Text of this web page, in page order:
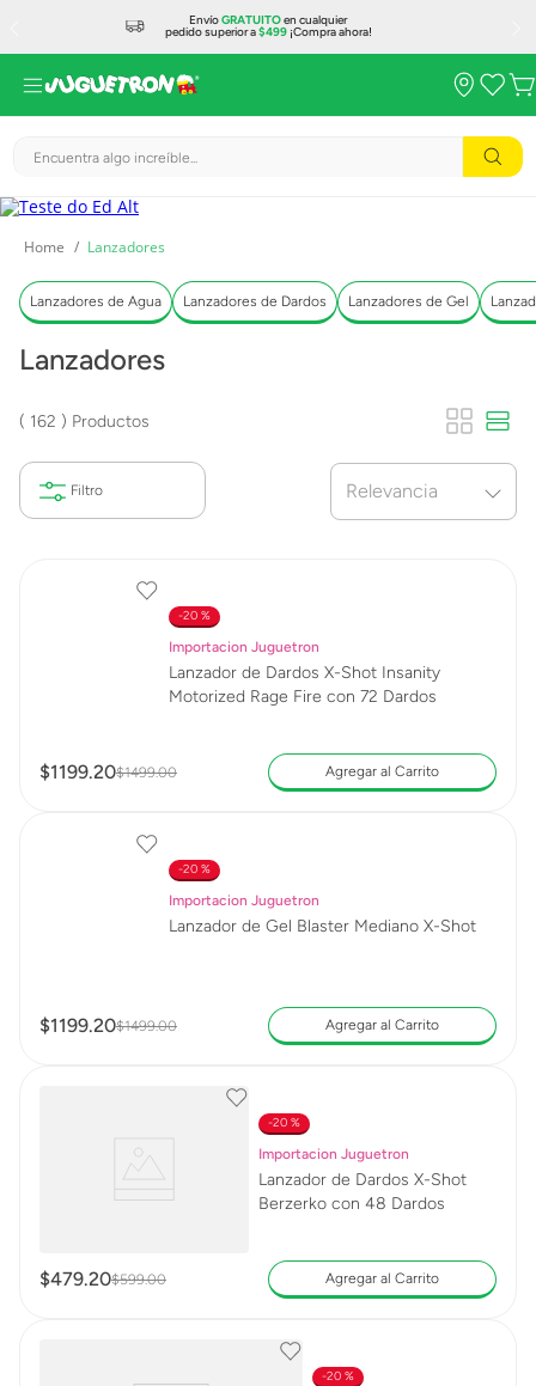
EnvíoGRATUITOen cualquier
pedido superior a$499¡Compra ahora!
Encuentra algo increíble...
Lanzadores
Lanzadores de Agua Lanzadores de Dardos Lanzadores de Gel
Lanzadores
162 Productos
Relevancia
20 %
Importacion Juguetron
Lanzador de Dardos X-Shot Insanity
Motorized Rage Fire con 72 Dardos
$1199.20$1499.00 Agregar al Carrito
20 %
Importacion Juguetron
Lanzador de Gel Blaster Mediano X-Shot
$1199.20$1499.00 Agregar al Carrito
20 %
Importacion Juguetron
Lanzador de Dardos X-Shot
Berzerko con 48 Dardos
$479.20$599.00 Agregar al Carrito
20 %